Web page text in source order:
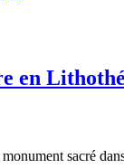
en
sacré